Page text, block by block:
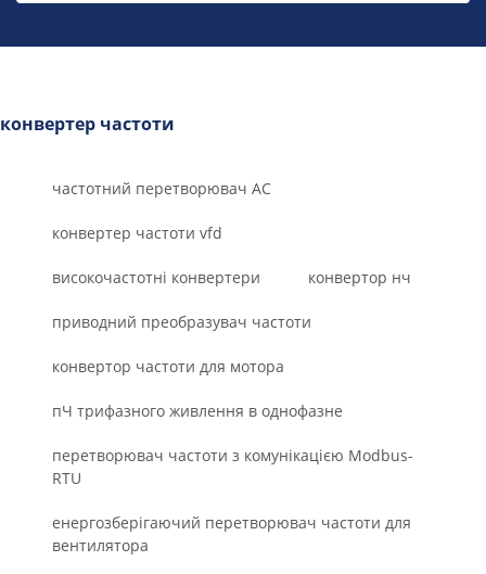
конвертер частоти
частотний перетворювач AC
конвертер частоти vfd
високочастотні конвертери конвертор нч
приводний преобразувач частоти
конвертор частоти для мотора
пЧ трифазного живлення в однофазне
перетворювач частоти з комунікацією Modbus-
RTU
енергозберігаючий перетворювач частоти для
вентилятора